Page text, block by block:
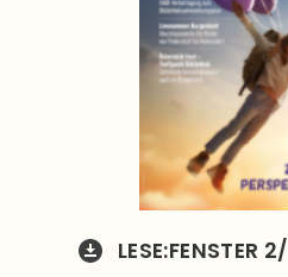
LESE:FENSTER